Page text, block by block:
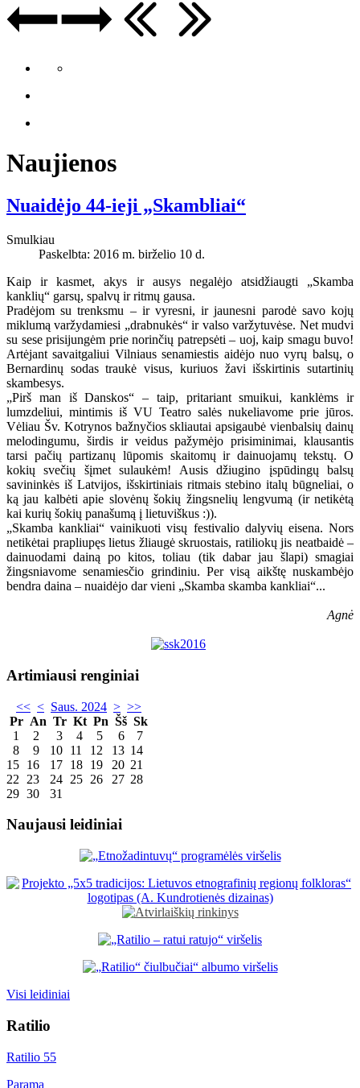
Naujienos
Nuaidėjo 44-ieji „Skambliai“
Smulkiau
Paskelbta: 2016 m. birželio 10 d.
Kaip ir kasmet, akys ir ausys negalėjo atsidžiaugti „Skamba
kanklių“ garsų, spalvų ir ritmų gausa.
Pradėjom su trenksmu – ir vyresni, ir jaunesni parodė savo kojų
miklumą varžydamiesi „drabnukės“ ir valso varžytuvėse. Net mudvi
su sese prisijungėm prie norinčių patrepsėti – uoj, kaip smagu buvo!
Artėjant savaitgaliui Vilniaus senamiestis aidėjo nuo vyrų balsų, o
Bernardinų sodas traukė visus, kuriuos žavi išskirtinis sutartinių
skambesys.
„Pirš man iš Danskos“ – taip, pritariant smuikui, kanklėms ir
lumzdeliui, mintimis iš VU Teatro salės nukeliavome prie jūros.
Vėliau Šv. Kotrynos bažnyčios skliautai apsigaubė vienbalsių dainų
melodingumu, širdis ir veidus pažymėjo prisiminimai, klausantis
tarsi pačių partizanų lūpomis skaitomų ir dainuojamų tekstų. O
kokių svečių šįmet sulaukėm! Ausis džiugino įspūdingų balsų
savininkės iš Latvijos, išskirtiniais ritmais stebino italų būgneliai, o
ką jau kalbėti apie slovėnų šokių žingsnelių lengvumą (ir netikėtą
kai kurių šokių panašumą į lietuviškus :)).
„Skamba kankliai“ vainikuoti visų festivalio dalyvių eisena. Nors
netikėtai prapliupęs lietus žliaugė skruostais, ratiliokų jis neatbaidė –
dainuodami dainą po kitos, toliau (tik dabar jau šlapi) smagiai
žingsniavome senamiesčio grindiniu. Per visą aikštę nuskambėjo
bendra daina – nuaidėjo dar vieni „Skamba skamba kankliai“...
Agnė
Artimiausi renginiai
<< < Saus. 2024 > >>
Pr An Tr Kt Pn Šš Sk
1
2 3 4 5 6
7
8
9 10 11 12 13 14
15 16 17 18 19 20 21
22
23 24 25 26 27 28
29 30 31
Naujausi leidiniai
Visi leidiniai
Ratilio
Ratilio 55
Parama